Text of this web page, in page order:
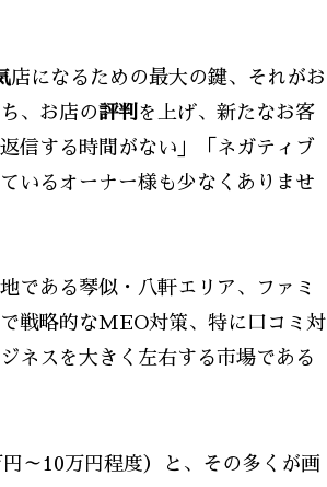
店になるための最大の鍵、それがお
、お店の評判 を上げ、新たなお客
信する時間がない」「ネガティブ
いるオーナー様も少なくありませ
である琴似・八軒エリア、ファミ
戦略的なMEO対策、特に口コミ対
ネスを大きく左右する市場である
～10万円程度）と、その多くが画